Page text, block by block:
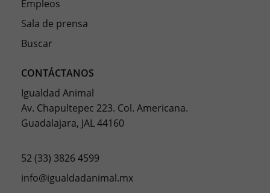
Empleos
Sala de prensa
Buscar
CONTÁCTANOS
Igualdad Animal
Av. Chapultepec 223. Col. Americana.
Guadalajara, JAL 44160
52 (33) 3826 4599
info@igualdadanimal.mx